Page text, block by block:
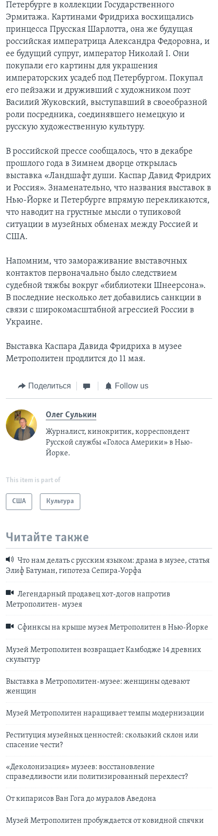
Петербурге в коллекции Государственного
Эрмитажа. Картинами Фридриха восхищались
принцесса Прусская Шарлотта, она же будущая
российская императрица Александра Федоровна, и
ее будущий супруг, император Николай I. Они
покупали его картины для украшения
императорских усадеб под Петербургом. Покупал
его пейзажи и друживший с художником поэт
Василий Жуковский, выступавший в своеобразной
роли посредника, соединявшего немецкую и
русскую художественную культуру.
В российской прессе сообщалось, что в декабре
прошлого года в Зимнем дворце открылась
выставка «Ландшафт души. Каспар Давид Фридрих
и Россия». Знаменательно, что названия выставок в
Нью-Йорке и Петербурге впрямую перекликаются,
что наводит на грустные мысли о тупиковой
ситуации в музейных обменах между Россией и
США.
Напомним, что замораживание выставочных
контактов первоначально было следствием
судебной тяжбы вокруг «библиотеки Шнеерсона».
В последние несколько лет добавились санкции в
связи с широкомасштабной агрессией России в
Украине.
Выставка Каспара Давида Фридриха в музее
Метрополитен продлится до 11 мая.
Поделиться Follow us
Олег Сулькин
Журналист, кинокритик, корреспондент
Русской службы «Голоса Америки» в Нью-
Йорке.
This item is part of
США Культура
Читайте также
Что нам делать с русским языком: драма в музее, статья
Элиф Батуман, гипотеза Сепира-Уорфа
Легендарный продавец хот-догов напротив
Метрополитен- музея
Сфинксы на крыше музея Метрополитен в Нью-Йорке
Музей Метрополитен возвращает Камбодже 14 древних
скульптур
Выставка в Метрополитен-музее: женщины одевают
женщин
Музей Метрополитен наращивает темпы модернизации
Реституция музейных ценностей: скользкий склон или
спасение чести?
«Деколонизация» музеев: восстановление
справедливости или политизированный перехлест?
От кипарисов Ван Гога до муралов Аведона
Музей Метрополитен пробуждается от ковидной спячки